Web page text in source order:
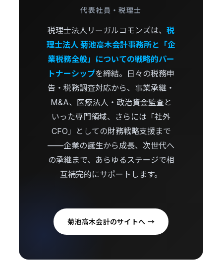
代表社員・税理士
税理士法人リーガルコモンズは、 税
理士法人 菊池高木会計事務所と「企
業税務全般」についての戦略的パー
トナーシップを締結。日々の税務申
告・税務調査対応から、事業承継・
M&A、医療法人・政治資金監査と
いった専門領域、さらには「社外
CFO」としての財務戦略支援まで
——企業の誕生から成長、次世代へ
の承継まで、あらゆるステージで相
互補完的にサポートします。
菊池高木会計のサイトへ →